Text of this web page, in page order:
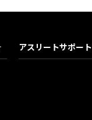
アスリートサポート